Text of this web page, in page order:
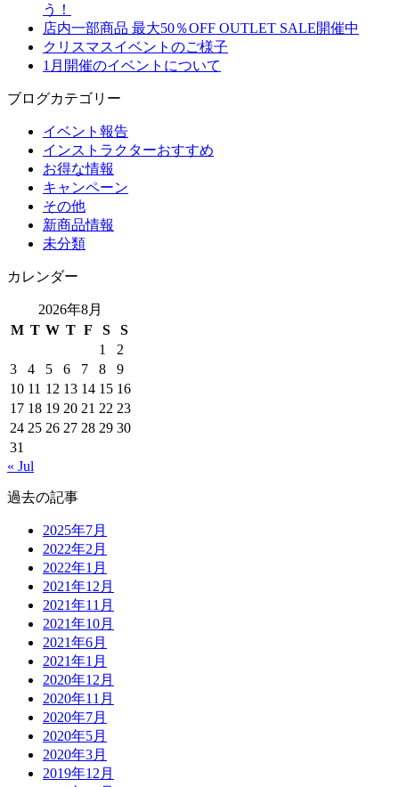
う！
店内一部商品 最大50％OFF OUTLET SALE開催中
クリスマスイベントのご様子
1月開催のイベントについて
ブログカテゴリー
イベント報告
インストラクターおすすめ
お得な情報
キャンペーン
その他
新商品情報
未分類
カレンダー
2026年8月
M T W T F S
S
1
2
3
4 5 6 7 8
9
10 11 12 13 14 15 16
17 18 19 20 21 22 23
24 25 26 27 28 29 30
31
« Jul
過去の記事
2025年7月
2022年2月
2022年1月
2021年12月
2021年11月
2021年10月
2021年6月
2021年1月
2020年12月
2020年11月
2020年7月
2020年5月
2020年3月
2019年12月